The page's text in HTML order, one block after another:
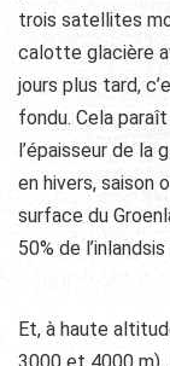
trois satellites
calotte glacière
jours plus tard,
fondu. Cela
l’épaisseur de la
en hivers, saison
surface du
50% de
Et, à haute
3000 et 4000 m),